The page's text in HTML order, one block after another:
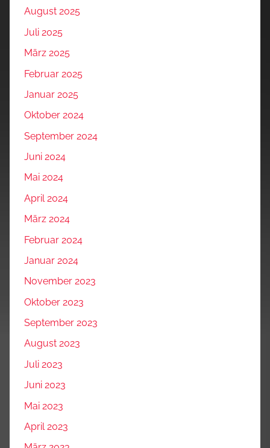
August 2025
Juli 2025
März 2025
Februar 2025
Januar 2025
Oktober 2024
September 2024
Juni 2024
Mai 2024
April 2024
März 2024
Februar 2024
Januar 2024
November 2023
Oktober 2023
September 2023
August 2023
Juli 2023
Juni 2023
Mai 2023
April 2023